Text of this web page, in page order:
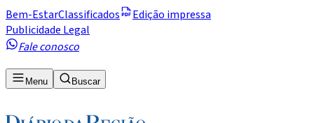
Bem-EstarClassificados
Edição impressa
Publicidade Legal
Fale conosco
Menu Buscar